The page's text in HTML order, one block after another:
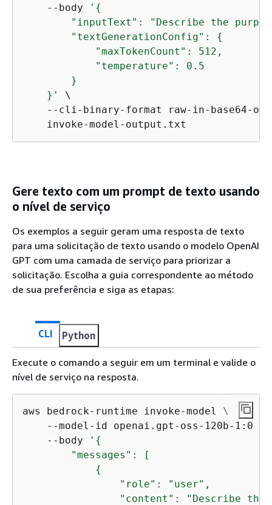
    --body
' {
"inputText": "Describe the
        "textGenerationConfig":
{
            "maxTokenCount": 512,
            "temperature": 0.5
        }
    }'
\
--cli-binary-format raw-in-base64-
    invoke-model-output.txt
Gere texto com um prompt de texto usando
o nível de serviço
Os exemplos a seguir geram uma resposta de texto
para uma solicitação de texto usando o modelo OpenAI
GPT com uma camada de serviço para priorizar a
solicitação. Escolha a guia correspondente ao método
de sua preferência e siga as etapas:
CLI Python
Execute o comando a seguir em um terminal e valide o
nível de serviço na resposta.
aws bedrock-runtime invoke-model \
    --model-id openai.gpt-oss-120b-1:0 \
    --body
' {
        "messages": [
{
                "role": "user",
"content": "Describe the